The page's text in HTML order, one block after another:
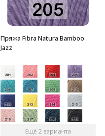
Пряжа Fibra Natura Bamboo
Jazz
Ещё 2 варианта